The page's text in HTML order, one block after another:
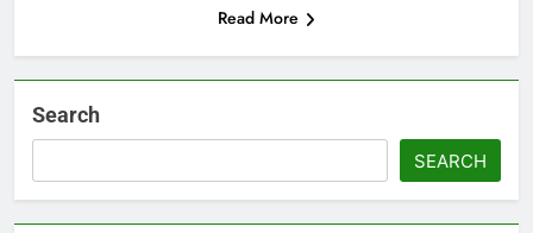
Read More
Search
SEARCH